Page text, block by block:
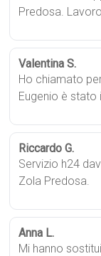
Predosa.
Valentina S.
Ho chiamato
Eugenio è stato
Riccardo G.
Servizio h24
Zola Predosa.
Anna L.
Mi hanno